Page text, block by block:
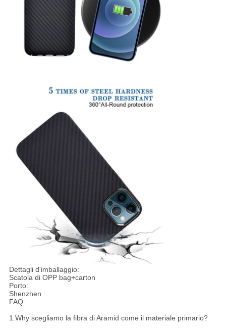
Dettagli d'imballaggio:
Scatola di OPP bag+carton
Porto:
Shenzhen
FAQ:
1.Why scegliamo la fibra di Aramid come il materiale primario?